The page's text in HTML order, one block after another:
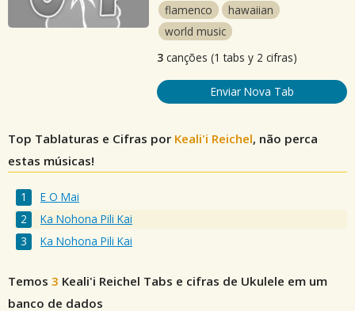
flamenco
hawaiian
world music
3 canções (1 tabs y 2 cifras)
Enviar Nova Tab
Top Tablaturas e Cifras por Keali'i Reichel, não perca
estas músicas!
E O Mai
Ka Nohona Pili Kai
Ka Nohona Pili Kai
Temos 3 Keali'i Reichel Tabs e cifras de Ukulele em um
banco de dados